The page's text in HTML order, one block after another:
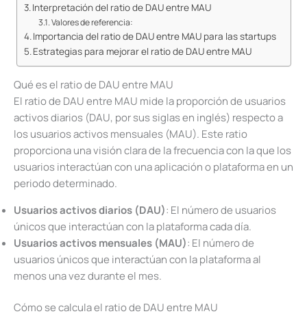
Interpretación del ratio de DAU entre MAU
Valores de referencia:
Importancia del ratio de DAU entre MAU para las startups
Estrategias para mejorar el ratio de DAU entre MAU
Qué es el ratio de DAU entre MAU
El ratio de DAU entre MAU mide la proporción de usuarios
activos diarios (DAU, por sus siglas en inglés) respecto a
los usuarios activos mensuales (MAU). Este ratio
proporciona una visión clara de la frecuencia con la que los
usuarios interactúan con una aplicación o plataforma en un
periodo determinado.
Usuarios activos diarios (DAU): El número de usuarios
únicos que interactúan con la plataforma cada día.
Usuarios activos mensuales (MAU): El número de
usuarios únicos que interactúan con la plataforma al
menos una vez durante el mes.
Cómo se calcula el ratio de DAU entre MAU